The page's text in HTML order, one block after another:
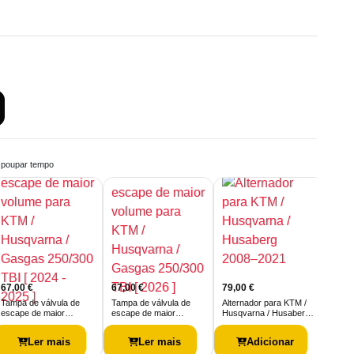
tempo
67,00€
Tampa de válvula de
escape de maior
volume para KTM…
Ler mais
67,00 €
Tampa de válvula de
escape de maior
volume para KTM…
Ler mais
79,00 €
Alternador para KTM /
Husqvarna / Husaberg
2008–2021
Adicionar